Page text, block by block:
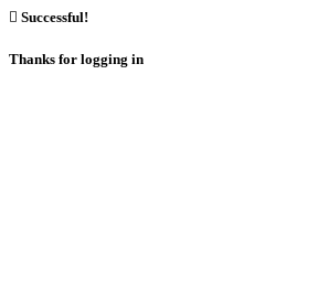
 Successful!
Thanks for logging in